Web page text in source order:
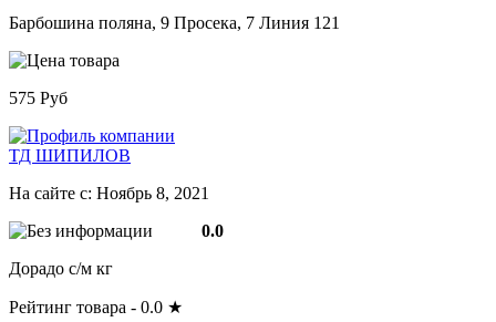
Барбошина поляна, 9 Просека, 7 Линия 121
575 Руб
ТД ШИПИЛОВ
На сайте с: Ноябрь 8, 2021
0.0
Дорадо с/м кг
Рейтинг товара - 0.0 ★